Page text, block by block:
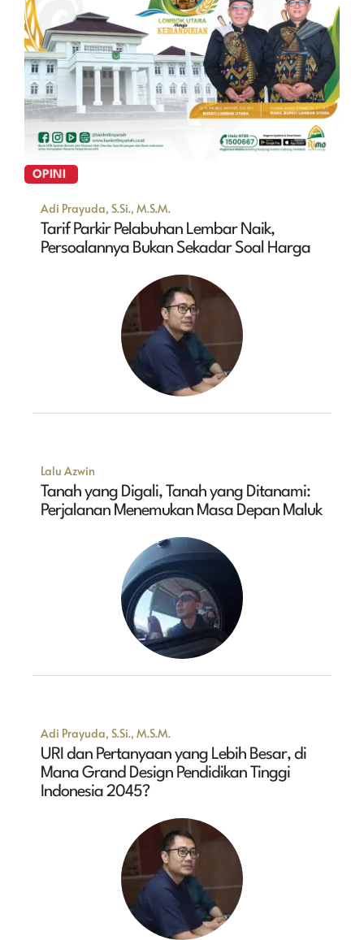
OPINI
Adi Prayuda, S.Si., M.S.M.
Tarif Parkir Pelabuhan Lembar Naik,
Persoalannya Bukan Sekadar Soal Harga
Lalu Azwin
Tanah yang Digali, Tanah yang Ditanami:
Perjalanan Menemukan Masa Depan Maluk
Adi Prayuda, S.Si., M.S.M.
URI dan Pertanyaan yang Lebih Besar, di
Mana Grand Design Pendidikan Tinggi
Indonesia 2045?